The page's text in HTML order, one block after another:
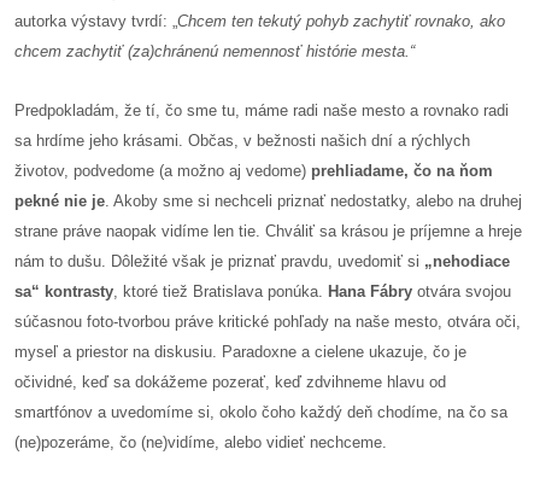
z
médií
videá
vychádzky
nás
podpora
autorka výstavy tvrdí: „ Chcem ten tekutý pohyb zachytiť rovnako, ako
chcem zachytiť (za)chránenú nemennosť histórie mesta.“
Predpokladám, že tí, čo sme tu, máme radi naše mesto a rovnako radi
sa hrdíme jeho krásami. Občas, v bežnosti našich dní a rýchlych
životov, podvedome (a možno aj vedome) prehliadame, čo na ňom
pekné nie je . Akoby sme si nechceli priznať nedostatky, alebo na druhej
strane práve naopak vidíme len tie. Chváliť sa krásou je príjemne a hreje
nám to dušu. Dôležité však je priznať pravdu, uvedomiť si „nehodiace
sa“ kontrasty , ktoré tiež Bratislava ponúka. Hana Fábry otvára svojou
súčasnou foto-tvorbou práve kritické pohľady na naše mesto, otvára oči,
myseľ a priestor na diskusiu. Paradoxne a cielene ukazuje, čo je
očividné, keď sa dokážeme pozerať, keď zdvihneme hlavu od
smartfónov a uvedomíme si, okolo čoho každý deň chodíme, na čo sa
(ne)pozeráme, čo (ne)vidíme, alebo vidieť nechceme.